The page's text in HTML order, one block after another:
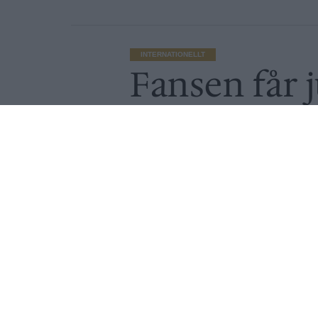
INTERNATIONELLT
Fansen får